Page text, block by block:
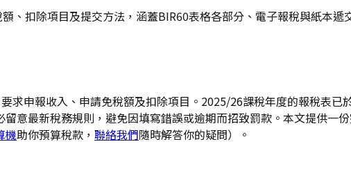
、扣除項目及提交方法，涵蓋BIR60表格各部分、電子報稅與紙本
求申報收入、申請免稅額及扣除項目。2025/26課稅年度的報稅表
意最新稅務規則，避免因填寫錯誤或逾期而招致罰款。本文提供一
機助你預算稅款， 聯絡我們隨時解答你的疑問）。